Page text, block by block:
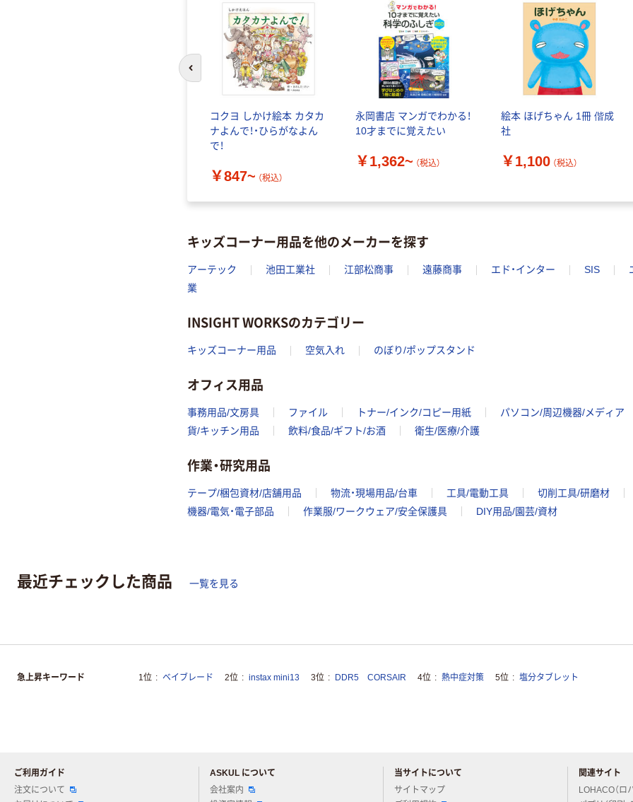
コクヨ しかけ絵本 カタカ
ナよんで！・ひらがなよん
で！
￥847~ （税込）
永岡書店 マンガでわかる！
10才までに覚えたい
￥1,362~ （税込）
絵本 ほげちゃん 1冊 偕成
社
￥1,100 （税込）
前のスライドへ
キッズコーナー用品を他のメーカーを探す
アーテック 池田工業社 江部松商事 遠藤商事 エド・インター SIS
業
INSIGHT WORKSのカテゴリー
キッズコーナー用品 空気入れ のぼり/ポップスタンド
オフィス用品
事務用品/文房具 ファイル トナー/インク/コピー用紙 パソコン/周辺機器/メディア
貨/キッチン用品
飲料/食品/ギフト/お酒 衛生/医療/介護
作業・研究用品
テープ/梱包資材/店舗用品 物流・現場用品/台車 工具/電動工具 切削工具/研磨材
機器/電気・電子部品
作業服/ワークウェア/安全保護具 DIY用品/園芸/資材
最近チェックした商品 一覧を見る
急上昇キーワード 1位 ベイブレード 2位 instax mini13 3位 DDR5 CORSAIR 4位 熱中症対策 5位 塩分タブレット
ご利用ガイド
注文について
ASKUL について
会社案内
当サイトについて
サイトマップ
関連サイト
LOHACO（ロ